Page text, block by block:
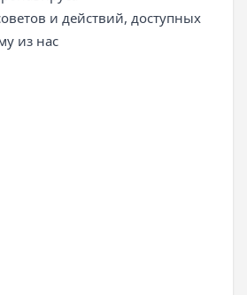
и действий, доступных
из нас